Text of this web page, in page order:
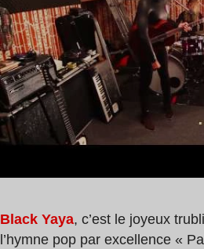
min
Black Yaya, c’est le joyeux
l’hymne pop par excellence «